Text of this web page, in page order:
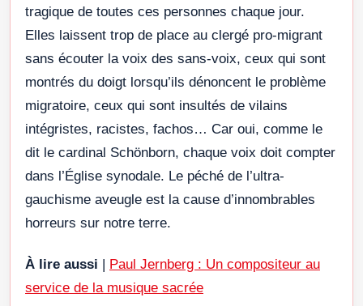
tragique de toutes ces personnes chaque jour.
Elles laissent trop de place au clergé pro-migrant
sans écouter la voix des sans-voix, ceux qui sont
montrés du doigt lorsqu’ils dénoncent le problème
migratoire, ceux qui sont insultés de vilains
intégristes, racistes, fachos… Car oui, comme le
dit le cardinal Schönborn, chaque voix doit compter
dans l’Église synodale. Le péché de l’ultra-
gauchisme aveugle est la cause d’innombrables
horreurs sur notre terre.
À lire aussi | Paul Jernberg : Un compositeur au
service de la musique sacrée